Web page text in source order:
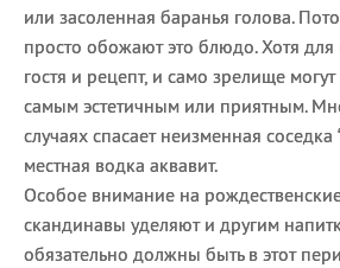
или засоленная баранья голова.
просто обожают это блюдо. Хотя для
гостя и рецепт, и само зрелище могут
самым эстетичным или приятным.
случаях спасает неизменная
местная водка аквавит.
Особое внимание на
скандинавы уделяют и другим
обязательно должны быть в этот